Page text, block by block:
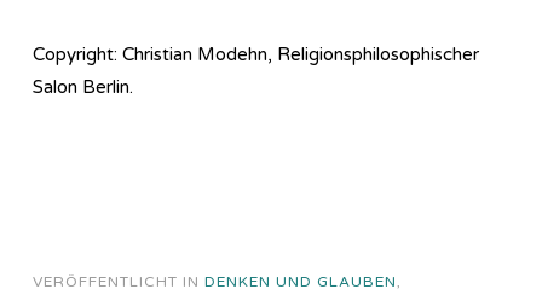
Copyright: Christian Modehn, Religionsphilosophischer
Salon Berlin.
VERÖFFENTLICHT IN DENKEN UND GLAUBEN,